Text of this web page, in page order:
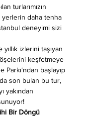
turlarımızın
yerlerin daha tenha
deneyimi sizi
izlerini taşıyan
keşfetmeye
Parkı'ndan başlayıp
son bulan bu tur,
yakından
Bir Döngü